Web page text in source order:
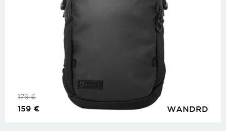
WANDRD
179€
159 €